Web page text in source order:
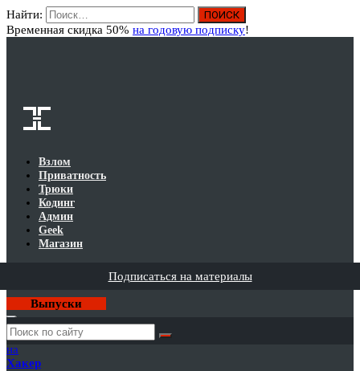
Найти:
Временная скидка 50% на годовую подписку!
Взлом
Приватность
Трюки
Кодинг
Админ
Geek
Магазин
Подписаться на материалы
Выпуски
Годовая
подписка
на
Хакер